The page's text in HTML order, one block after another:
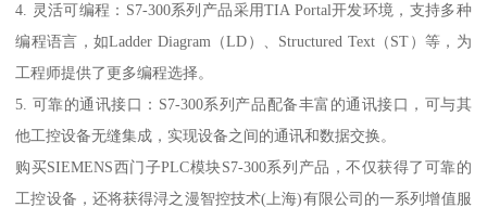
4. 灵活可编程：S7-300系列产品采用TIA Portal开发环境，支持多种
编程语言，如Ladder Diagram（LD）、Structured Text（ST）等，为
工程师提供了更多编程选择。
5. 可靠的通讯接口：S7-300系列产品配备丰富的通讯接口，可与其
他工控设备无缝集成，实现设备之间的通讯和数据交换。
购买SIEMENS西门子PLC模块S7-300系列产品，不仅获得了可靠的
工控设备，还将获得浔之漫智控技术(上海)有限公司的一系列增值服